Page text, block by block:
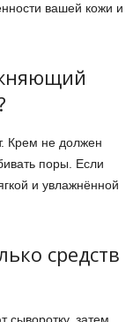
вашей кожи и
Крем не должен
поры. Если
и увлажнённой
средств